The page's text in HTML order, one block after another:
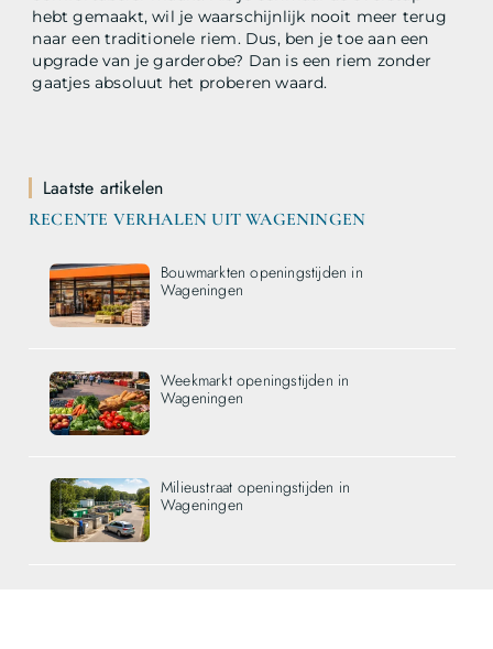
hebt gemaakt, wil je waarschijnlijk nooit meer terug
naar een traditionele riem. Dus, ben je toe aan een
upgrade van je garderobe? Dan is een riem zonder
gaatjes absoluut het proberen waard.
Laatste artikelen
RECENTE VERHALEN UIT WAGENINGEN
Bouwmarkten openingstijden in
Wageningen
Weekmarkt openingstijden in
Wageningen
Milieustraat openingstijden in
Wageningen